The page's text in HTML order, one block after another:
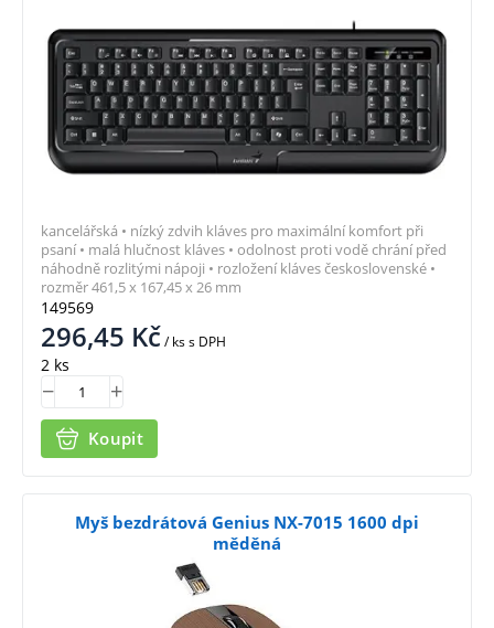
149569
296,45 Kč/ kss DPH
2 ks
Koupit
kancelářská • nízký zdvih kláves pro maximální komfort při
psaní • malá hlučnost kláves • odolnost proti vodě chrání před
náhodně rozlitými nápoji • rozložení kláves československé •
rozměr 461,5 x 167,45 x 26 mm
Myš bezdrátová Genius NX-7015 1600 dpi
měděná